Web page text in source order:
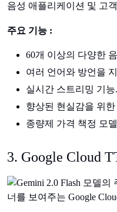
음성 애플리케이션 및 고
주요 기능 :
60개 이상의 다양한
여러 언어와 방언을
실시간 스트리밍 기능.
향상된 현실감을 위한
종량제 가격 책정 모
3. Google Cloud